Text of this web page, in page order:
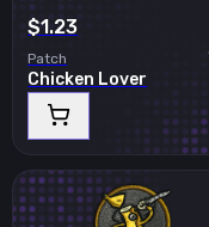
$1.23
Patch
Chicken Lover